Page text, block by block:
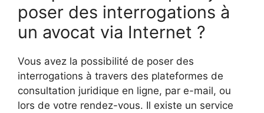
poser des interrogations à
un avocat via Internet ?
Vous avez la possibilité de poser des
interrogations à travers des plateformes de
consultation juridique en ligne, par e-mail, ou
lors de votre rendez-vous. Il existe un service